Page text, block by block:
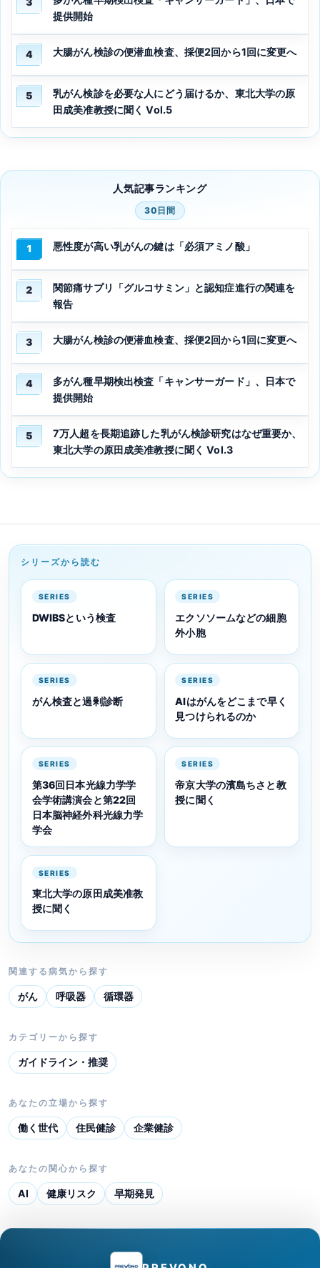
提供開始
4 大腸がん検診の便潜血検査、採便2回から1回に変更へ
5
乳がん検診を必要な人にどう届けるか、東北大学の原
田成美准教授に聞く Vol.5
人気記事ランキング
30日間
1 悪性度が高い乳がんの鍵は「必須アミノ酸」
2
関節痛サプリ「グルコサミン」と認知症進行の関連を
報告
3 大腸がん検診の便潜血検査、採便2回から1回に変更へ
4
多がん種早期検出検査「キャンサーガード」、日本で
提供開始
5
7万人超を長期追跡した乳がん検診研究はなぜ重要か、
東北大学の原田成美准教授に聞く Vol.3
シリーズから読む
SERIES
DWIBSという検査
SERIES
エクソソームなどの細胞
外小胞
SERIES
がん検査と過剰診断
SERIES
AIはがんをどこまで早く
見つけられるのか
SERIES
第36回日本光線力学学
会学術講演会と第22回
日本脳神経外科光線力学
学会
SERIES
帝京大学の濱島ちさと教
授に聞く
SERIES
東北大学の原田成美准教
授に聞く
関連する病気から探す
がん 呼吸器 循環器
カテゴリーから探す
ガイドライン・推奨
あなたの立場から探す
働く世代 住民健診 企業健診
あなたの関心から探す
AI 健康リスク 早期発見